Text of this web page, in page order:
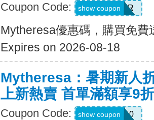
Coupon Code: PALMER
show coupon
Mytheresa優惠碼，購買免費
Expires on 2026-08-18
Mytheresa：暑期新人
上新熱賣 首單滿額享9折
Coupon Code: FIRST10
show coupon